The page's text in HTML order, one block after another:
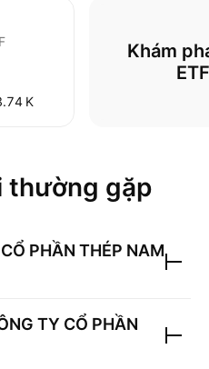
K‬
Khám
ETF
thường gặp
PHẦN THÉP NAM
TY CỔ PHẦN